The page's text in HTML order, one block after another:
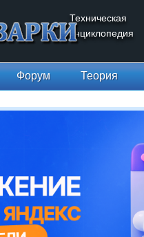
Техническая
энциклопедия
Форум Теория